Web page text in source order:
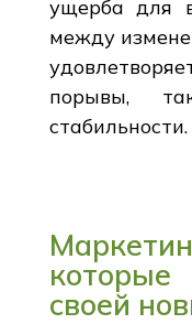
ущерба для
между
порывы,
стабильности.
своей